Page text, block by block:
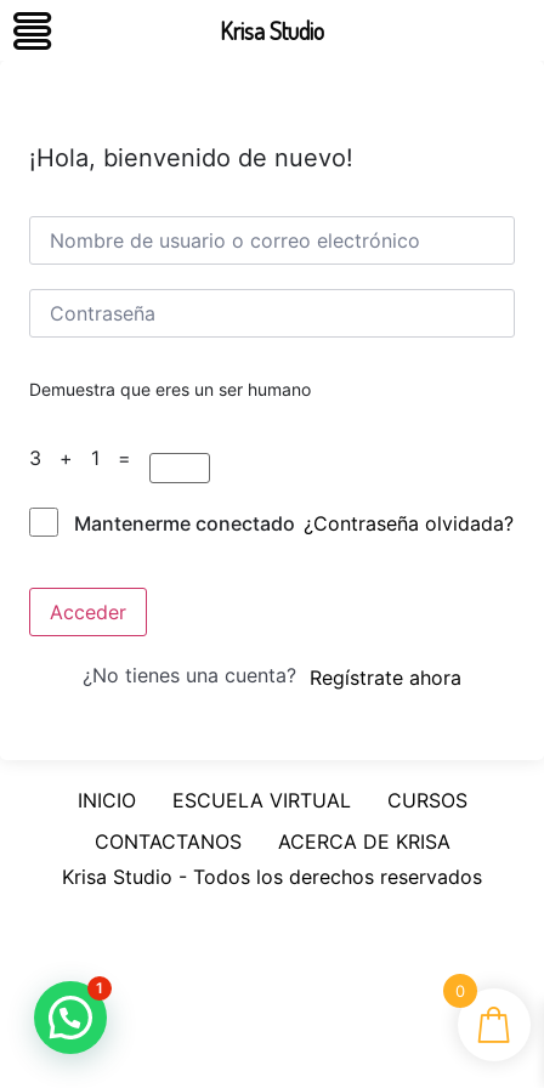
¡Hola, bienvenido de nuevo!
Demuestra que eres un ser humano
3 + 1 =
Mantenerme conectado ¿Contraseña olvidada?
Acceder
¿No tienes una cuenta? Regístrate ahora
INICIO ESCUELA VIRTUAL
CURSOS
CONTACTANOS
ACERCA DE KRISA
Krisa Studio - Todos los derechos reservados
0
1
Krisa Studio